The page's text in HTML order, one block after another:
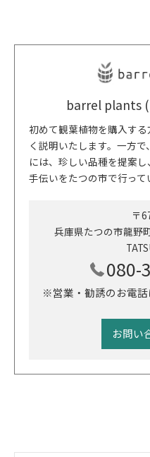
barrel plants (
初めて観葉植物を購入す
く説明いたします。一方
には、珍しい品種を提案
手伝いをたつの市で行って
〒
兵庫県たつの市龍野
080-
※営業・勧誘のお電話
お問い